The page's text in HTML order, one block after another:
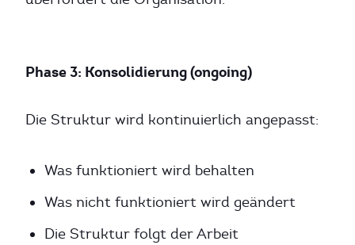
Phase 3: Konsolidierung (ongoing)
Die Struktur wird kontinuierlich angepasst:
Was funktioniert wird behalten
Was nicht funktioniert wird geändert
Die Struktur folgt der Arbeit